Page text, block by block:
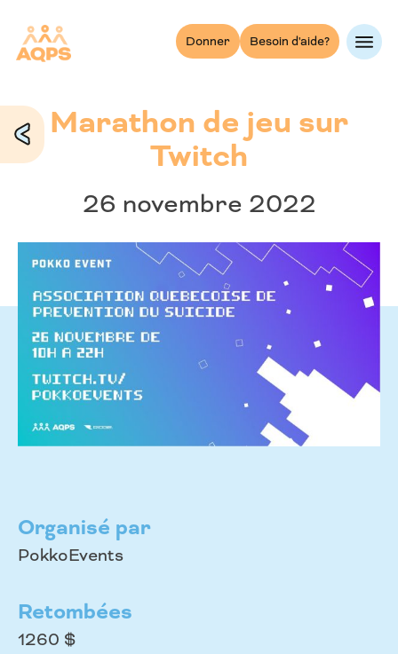
content
Donner Besoin d'aide?
Marathon de jeu sur
Twitch
26 novembre 2022
Organisé par
PokkoEvents
Retombées
1260 $